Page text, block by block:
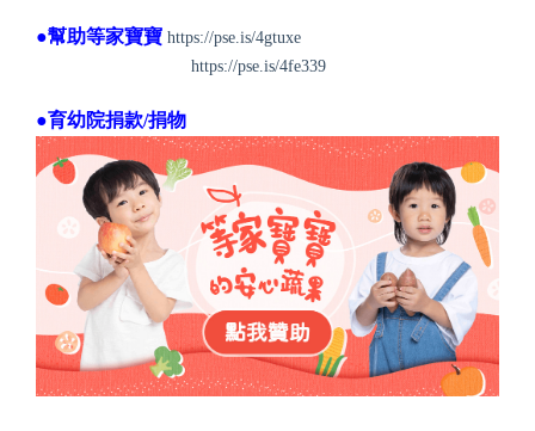
●幫助等家寶寶 https://pse.is/4gtuxe
●育幼院捐款/捐物
https://pse.is/4fe339